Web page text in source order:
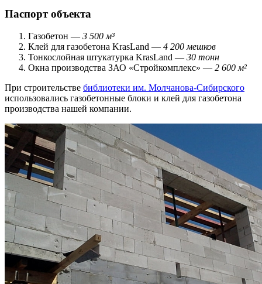
Паспорт объекта
Газобетон — 3 500 м³
Клей для газобетона KrasLand — 4 200 мешков
Тонкослойная штукатурка KrasLand — 30 тонн
Окна производства ЗАО «Стройкомплекс» — 2 600 м²
При строительстве библиотеки им. Молчанова-Сибирского
использовались газобетонные блоки и клей для газобетона
производства нашей компании.